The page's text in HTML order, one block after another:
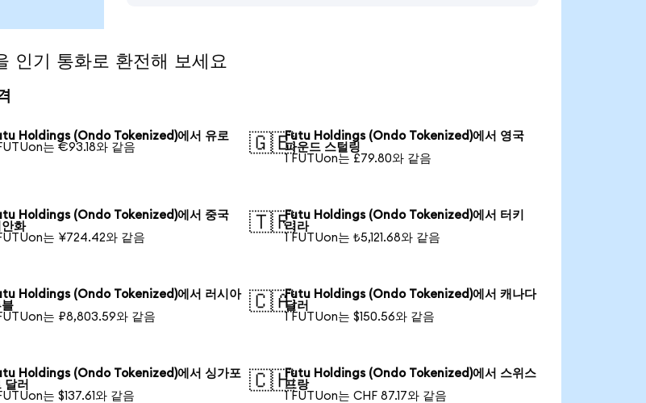
통화로 환전해 보세요
Holdings (Ondo Tokenized)에서 유로
는 €93.18와 같음
🇬🇧Futu Holdings (Ondo Tokenized)에서 영국
파운드 스털링
1 FUTUon는 £79.80와 같음
Holdings (Ondo Tokenized)에서 중국
화
는 ¥724.42와 같음
🇹🇷Futu Holdings (Ondo Tokenized)에서 터키
리라
1 FUTUon는 ₺5,121.68와 같음
Holdings (Ondo Tokenized)에서 러시아
는 ₽8,803.59와 같음
🇨🇦Futu Holdings (Ondo Tokenized)에서 캐나다
달러
1 FUTUon는 $150.56와 같음
Holdings (Ondo Tokenized)에서 싱가포
달러
는 $137.61와 같음
🇨🇭Futu Holdings (Ondo Tokenized)에서 스위스
프랑
1 FUTUon는 CHF 87.17와 같음